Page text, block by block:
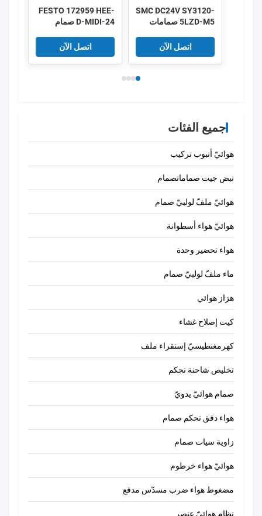
SMC DC24V SY3120-
5LZD-M5 صمامات
واط 5/2 طريقة
اتصل الآن
FESTO 172959 HEE-
D-MIDI-24 صمام
HEE-D-MINI-24
اتصل الآن
جميع الفئات
هوائيّ أنبوب تركيب
نبض جيت صماماتصمام
هوائيّ ملفّ لولبيّ صمام
هوائيّ هواء أسطوانة
هواء تحضير وحدة
ماء ملفّ لولبيّ صمام
هزاز هوائي
كيت إصلاح غشاء
كهرمغنطيسيّ إستقراء ملف
تخليص شاحنة تحكم
صمام هوائيّ يدويّ
هواء دفق تحكم صمام
زاوية سيات صمام
هوائيّ هواء خرطوم
مضغوط هواء ضرب مسدّس مدفع
نظام هوائيّ عنصر
Good day, what product are you looking for?